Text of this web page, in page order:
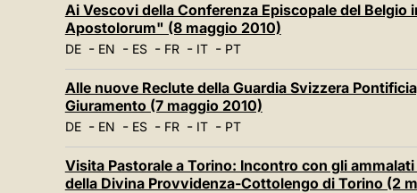
Ai Vescovi della Conferenza Episcopale del Belgio
Apostolorum" (8 maggio 2010)
DE- EN - ES- FR- IT- PT
Alle nuove Reclute della Guardia Svizzera
Giuramento (7 maggio 2010)
DE- EN - ES- FR- IT- PT
Visita Pastorale a Torino: Incontro con gli
della Divina Provvidenza-Cottolengo di Torino (2